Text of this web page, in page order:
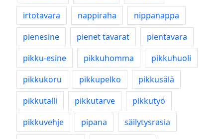
irtotavara
nappiraha
nippanappa
pienesine
pienet tavarat
pientavara
pikku-esine
pikkuhomma
pikkuhuoli
pikkukoru
pikkupelko
pikkusälä
pikkutalli
pikkutarve
pikkutyö
pikkuvehje
pipana
säilytysrasia